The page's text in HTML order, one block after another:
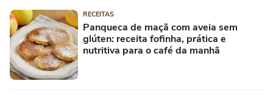
RECEITAS
Panqueca de maçã com aveia sem
glúten: receita fofinha, prática e
nutritiva para o café da manhã